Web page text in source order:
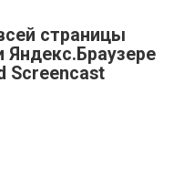
страницы
Яндекс.Браузере
Screencast